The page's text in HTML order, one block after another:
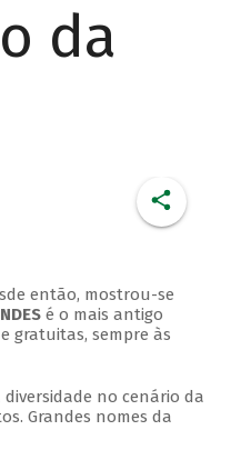
da
então, mostrou-se
é o mais antigo
gratuitas, sempre às
no cenário da
Grandes nomes da